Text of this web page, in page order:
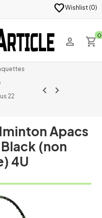
favoriteWishlist (0)
person shopping_cart0
22
chevron_left chevron_right
Apacs
(non
4U